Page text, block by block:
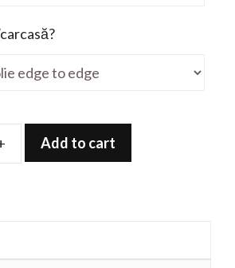
Folie
Add to cart